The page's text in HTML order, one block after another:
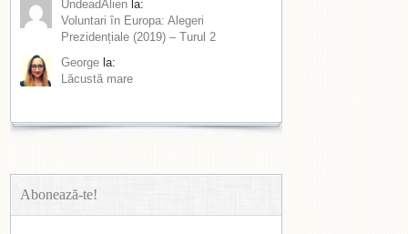
UndeadAlien la:
Voluntari în Europa: Alegeri
Prezidențiale (2019) – Turul 2
George la:
Lăcustă mare
Abonează-te!